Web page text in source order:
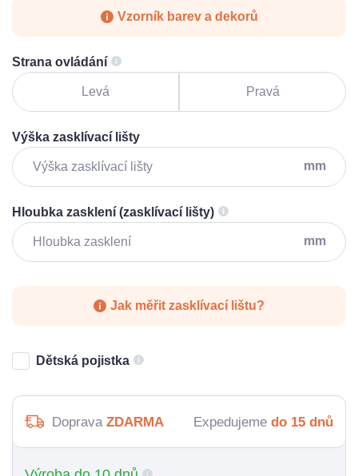
Vzorník barev a dekorů
Strana ovládání
Levá Pravá
Výška zasklívací lišty
mm
Hloubka zasklení (zasklívací lišty)
mm
Jak měřit zasklívací lištu?
Dětská pojistka
Doprava ZDARMA Expedujeme do 15 dnů